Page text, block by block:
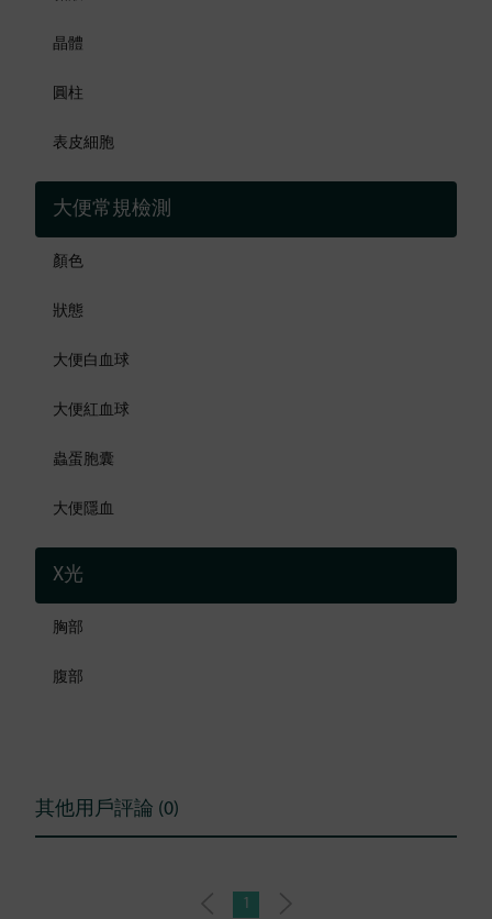
晶體
圓柱
表皮細胞
大便常規檢測
顏色
狀態
大便白血球
大便紅血球
蟲蛋胞囊
大便隱血
X光
胸部
腹部
其他用戶評論 (0)
1